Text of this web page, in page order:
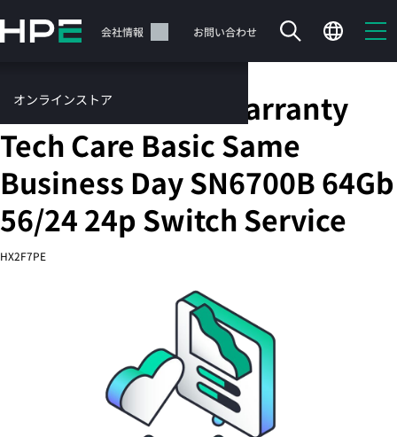
イ
テ
に
キ
プ
サポート 会社情報 お問い合わせ
オンラインストア
サービス
お問い合わせ
HPEストアで商品を検索、構成、注文できます。
今すぐ購入
HPE 1 Year Post Warranty
Tech Care Basic Same
Business Day SN6700B 64Gb
56/24 24p Switch Service
HX2F7PE